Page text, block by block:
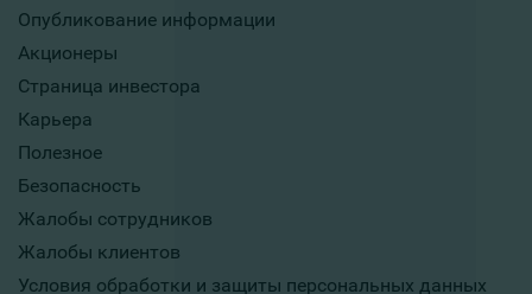
Опубликование информации
Акционеры
Страница инвестора
Карьера
Полезное
Безопасность
Жалобы сотрудников
Жалобы клиентов
Условия обработки и защиты персональных данных